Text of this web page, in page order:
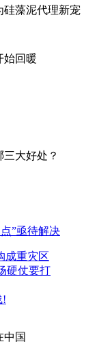
硅藻泥代理新宠
始回暖
大好处？
”亟待解决
成重灾区
硬仗要打
!
中国